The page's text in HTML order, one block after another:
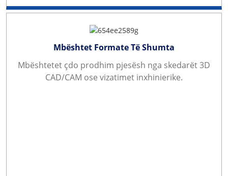
Mbështet Formate Të Shumta
Mbështetet çdo prodhim pjesësh nga skedarët 3D
CAD/CAM ose vizatimet inxhinierike.